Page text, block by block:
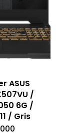
ASUS
/
6G /
/ Gris